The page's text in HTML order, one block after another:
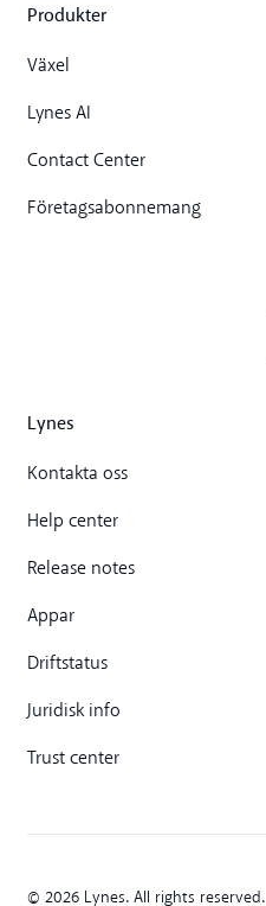
Produkter
Växel
Lynes AI
Contact Center
Företagsabonnemang
Lynes
Kontakta oss
Help center
Release notes
Appar
Driftstatus
Juridisk info
Trust center
© 2026 Lynes. All rights reserved.